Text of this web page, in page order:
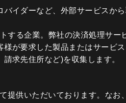
イダーなど、外部サービスか
する企業。弊社の決済処理サー
が要求した製品またはサービ
求先住所など)を収集します。
提供いただいております。なお